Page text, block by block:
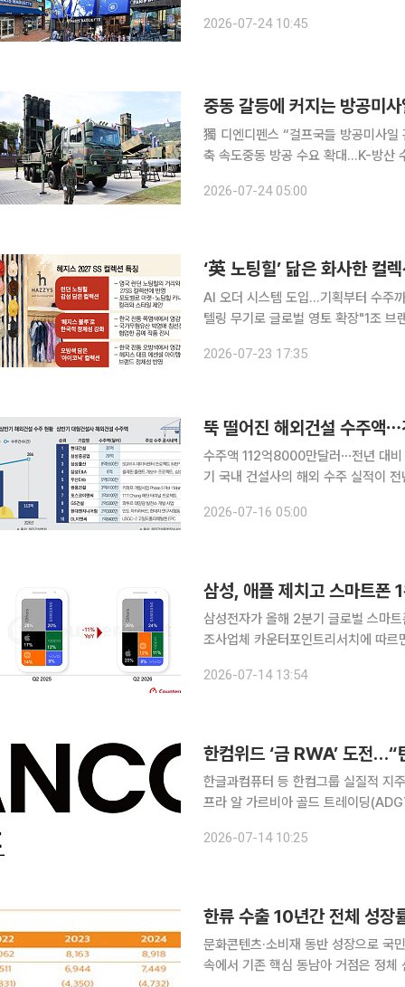
2026-07-24 10:45
獨 디엔디펜스 “걸프국들 방공미사
축 속도중동 방공 수요 확대…K-방산 수출 기회 커지나 도널드 트
공미사일 수입에 대한 관심이 다시 커
2026-07-24 05:00
AI 오더 시스템 도입...기획부터 수주
텔링 무기로 글로벌 영토 확장"1조 브랜드...
리를 연상시키는 화사한 색감이 시선
2026-07-23 17:35
뚝 떨어진 해외건설 수주액
수주액 112억8000만달러⋯전년 대비
기 국내 건설사의 해외 수주 실적이
에 대형 건설사들은 중동 정세를 예의
2026-07-16 05:00
삼성, 애플 제치고 스마트
삼성전자가 올해 2분기 글로벌 스마트폰
조사업체 카운터포인트리서치에 따
2026-07-14 13:54
한컴위드 ‘금 RWA’ 도전…“
한글과컴퓨터 등 한컴그룹 실질적 지
프라 알 가르비아 골드 트레이딩
다. 이번 협약은 ADGT가 추진 중인
2026-07-14 10:25
한류 수출 10년간 전체 성
문화콘텐츠·소비재 동반 성장으로 국
속에서 기존 핵심 동남아 거점은 정